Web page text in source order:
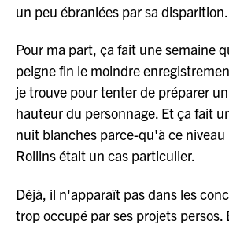
un peu ébranlées par sa disparition.
Pour ma part, ça fait une semaine
peigne fin le moindre
je trouve pour tenter de préparer
hauteur du personnage. Et ça fait
nuit blanches parce-qu'à ce niveau
Rollins était un cas particulier.
Déjà, il n'apparaît pas dans les
trop occupé par ses projets persos.